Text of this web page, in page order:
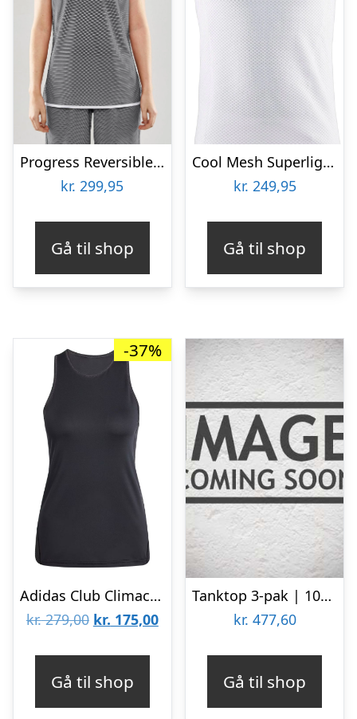
Progress Reversible Basketball Tanktop
kr. 299,95
Gå til shop
Cool Mesh Superlight Løbe Tanktop
kr. 249,95
Gå til shop
-37%
Adidas Club Climacool Tanktop Women Black
kr.279,00 Den
kr. 175,00Den
Gå til shop
Tanktop 3-pak | 100% økologisk bomuld | Hvid
kr. 477,60
Gå til shop